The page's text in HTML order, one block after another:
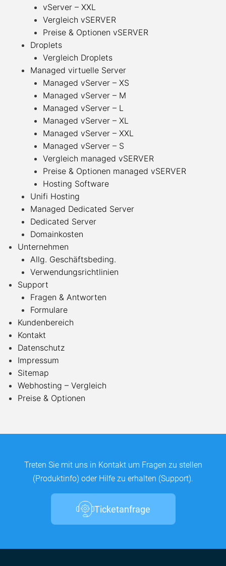
vServer – XXL
Vergleich vSERVER
Preise & Optionen vSERVER
Droplets
Vergleich Droplets
Managed virtuelle Server
Managed vServer – XS
Managed vServer – M
Managed vServer – L
Managed vServer – XL
Managed vServer – XXL
Managed vServer – S
Vergleich managed vSERVER
Preise & Optionen managed vSERVER
Hosting Software
Unifi Hosting
Managed Dedicated Server
Dedicated Server
Domainkosten
Unternehmen
Allg. Geschäftsbeding.
Verwendungsrichtlinien
Support
Fragen & Antworten
Formulare
Kundenbereich
Kontakt
Datenschutz
Impressum
Sitemap
Webhosting – Vergleich
Preise & Optionen
Ticketanfrage
Treten Sie mit uns in Kontakt um Fragen zu stellen
(Produktinfo) oder Hilfe zu erhalten (Support).